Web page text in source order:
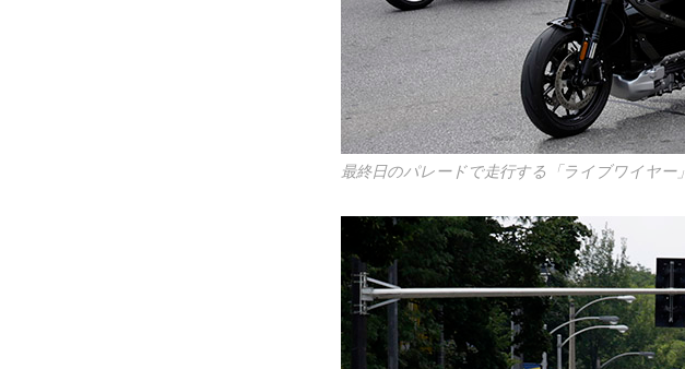
最終日のパレードで走行する「ライブワイヤー」